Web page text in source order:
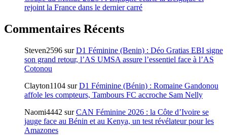
rejoint la France dans le dernier carré
Commentaires Récents
Steven2596 surD1 Féminine (Benin) : Déo Gratias EBI signe
son grand retour, l’AS UMSA assure l’essentiel face à l’AS
Cotonou
Clayton1104 surD1 Féminine (Bénin) : Romaine Gandonou
affole les compteurs, Tambours FC accroche Sam Nelly
Naomi4442 surCAN Féminine 2026 : la Côte d’Ivoire se
jauge face au Bénin et au Kenya, un test révélateur pour les
Amazones